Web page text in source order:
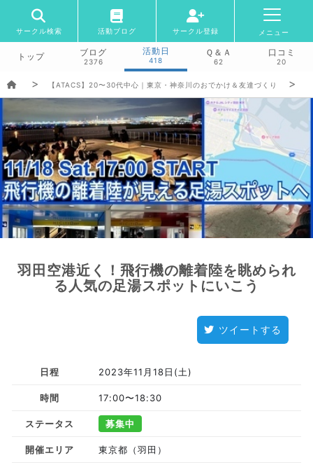
サークル検索 活動ブログ サークル登録 メニュー
トップ ブログ
2376
活動日
418
Ｑ＆Ａ
62
口コミ
20
【ATACS】20〜30代中心｜東京・神奈川のおでかけ＆友達づくり
羽田空港近く！飛行機の離着陸を眺められ
る人気の足湯スポットにいこう
ツイートする
日程 2023年11月18日(土)
時間 17:00〜18:30
ステータス 募集中
開催エリア 東京都（羽田）